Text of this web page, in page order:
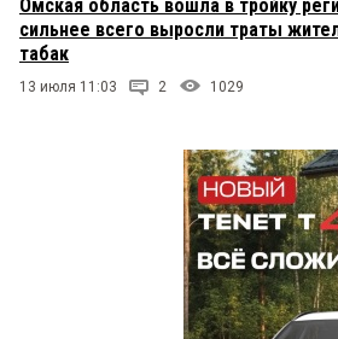
Омская область вошла в тройку
сильнее всего выросли траты
табак
13 июля 11:03 2 1029